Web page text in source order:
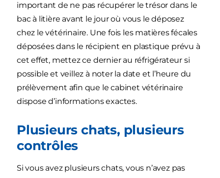
important de ne pas récupérer le trésor dans le
bac à litière avant le jour où vous le déposez
chez le vétérinaire. Une fois les matières fécales
déposées dans le récipient en plastique prévu à
cet effet, mettez ce dernier au réfrigérateur si
possible et veillez à noter la date et l’heure du
prélèvement afin que le cabinet vétérinaire
dispose d’informations exactes.
Plusieurs chats, plusieurs
contrôles
Si vous avez plusieurs chats, vous n’avez pas